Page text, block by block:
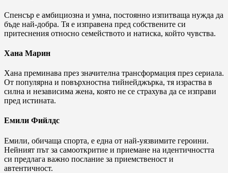
Спенсър е амбициозна и умна, постоянно изпитваща нужда да
бъде най-добра. Тя е изправена пред собствените си
притеснения относно семейството и натиска, който чувства.
Хана Марин
Хана преминава през значителна трансформация през сериала.
От популярна и повърхностна тийнейджърка, тя израства в
силна и независима жена, която не се страхува да се изправи
пред истината.
Емили Фийлдс
Емили, обичаща спорта, е една от най-уязвимите героини.
Нейният път за самооткритие и приемане на идентичността
си предлага важно послание за приемственост и
автентичност.